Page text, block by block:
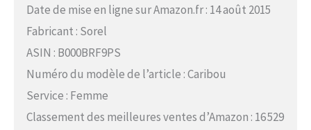
Date de mise en ligne sur Amazon.fr : 14 août 2015
Fabricant : Sorel
ASIN : B000BRF9PS
Numéro du modèle de l’article : Caribou
Service : Femme
Classement des meilleures ventes d’Amazon : 16 529